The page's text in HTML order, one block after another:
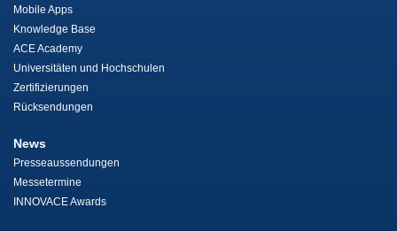
Mobile Apps
Knowledge Base
ACE Academy
Universitäten und Hochschulen
Zertifizierungen
Rücksendungen
News
Presseaussendungen
Messetermine
INNOVACE Awards